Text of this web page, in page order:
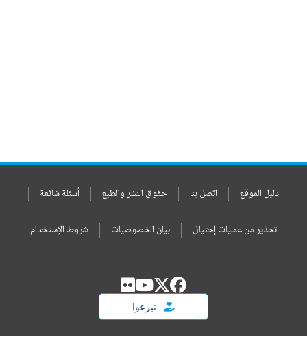
دليل الموقع اتصل بنا حقوق النشر والطبع أسئلة شائعة
تحذير من عمليات إحتيال بيان الخصوصيات شروط الإستخدام
تبرعوا